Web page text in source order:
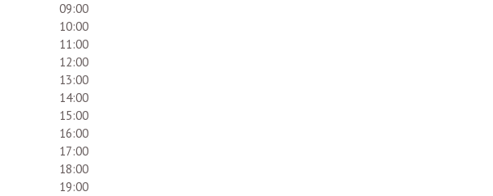
09:00
10:00
11:00
12:00
13:00
14:00
15:00
16:00
17:00
18:00
19:00